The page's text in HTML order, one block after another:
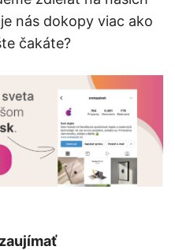
nás dokopy viac ako
čakáte?